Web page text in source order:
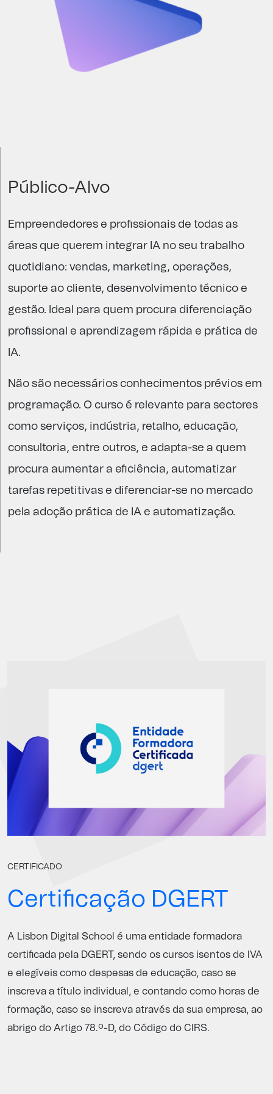
Público-Alvo
Empreendedores e profissionais de todas as
áreas que querem integrar IA no seu trabalho
quotidiano: vendas, marketing, operações,
suporte ao cliente, desenvolvimento técnico e
gestão. Ideal para quem procura diferenciação
profissional e aprendizagem rápida e prática de
IA.
Não são necessários conhecimentos prévios em
programação. O curso é relevante para sectores
como serviços, indústria, retalho, educação,
consultoria, entre outros, e adapta-se a quem
procura aumentar a eficiência, automatizar
tarefas repetitivas e diferenciar-se no mercado
pela adoção prática de IA e automatização.
CERTIFICADO
Certificação DGERT
A Lisbon Digital School é uma entidade formadora
certificada pela DGERT, sendo os cursos isentos de IVA
e elegíveis como despesas de educação, caso se
inscreva a título individual, e contando como horas de
formação, caso se inscreva através da sua empresa, ao
abrigo do Artigo 78.º-D, do Código do CIRS.